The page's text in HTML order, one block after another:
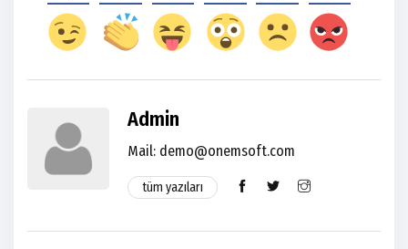
Admin
Mail: demo@onemsoft.com
tüm yazıları